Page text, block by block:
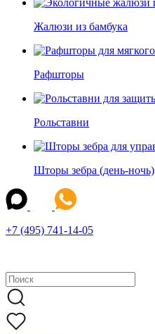
Жалюзи из бамбука
Рафшторы
Рольставни
Шторы зебра (день-ночь)
+7 (495) 741-14-05